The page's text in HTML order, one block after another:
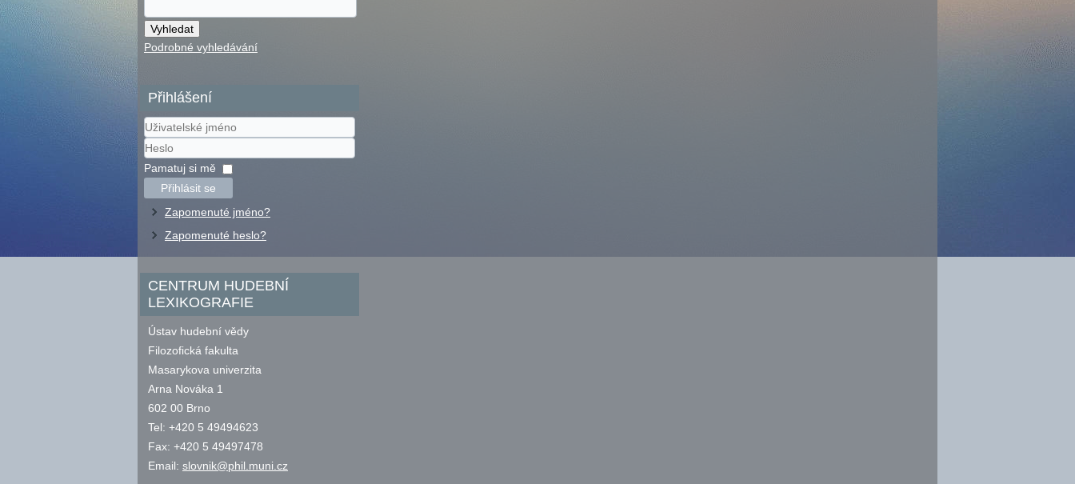
Podrobné vyhledávání
Přihlášení
Uživatelské
jméno
Heslo
Pamatuj si mě
Přihlásit se
Zapomenuté jméno?
Zapomenuté heslo?
CENTRUM HUDEBNÍ
LEXIKOGRAFIE
Ústav hudební vědy
Filozofická fakulta
Masarykova univerzita
Arna Nováka 1
602 00 Brno
Tel: +420 5 49494623
Fax: +420 5 49497478
Email: slovnik@phil.muni.cz